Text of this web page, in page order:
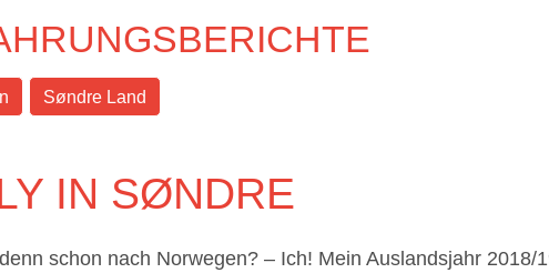
Søndre Land
IN SØNDRE
schon nach Norwegen? – Ich! Mein Auslandsjahr